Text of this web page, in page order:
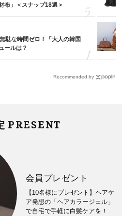
布」＜スナップ18選＞
駄な時間ゼロ！「大人の韓国
ールは？
Recommended by
PRESENT
会員プレゼント
【10名様にプレゼント】ヘアケ
ア発想の「ヘアカラージェル」
で自宅で手軽に白髪ケアを！